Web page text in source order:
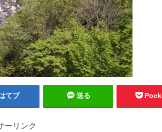
てブ 送る
ーリンク